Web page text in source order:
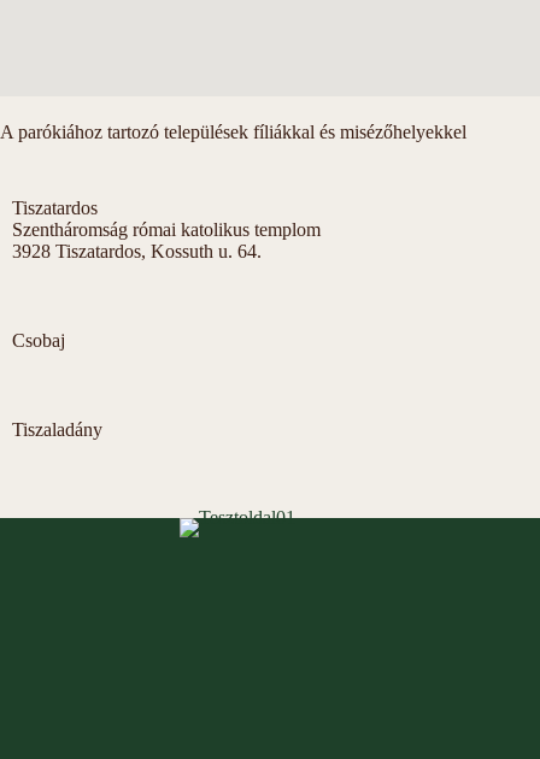
A parókiához tartozó települések fíliákkal és misézőhelyekkel
Tiszatardos
Szentháromság római katolikus templom
3928 Tiszatardos, Kossuth u. 64.
Csobaj
Tiszaladány